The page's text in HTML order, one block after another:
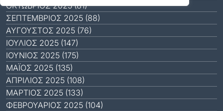
ΟΚΤΏΒΡΙΟΣ 2025 (81)
ΣΕΠΤΈΜΒΡΙΟΣ 2025 (88)
ΑΎΓΟΥΣΤΟΣ 2025 (76)
ΙΟΎΛΙΟΣ 2025 (147)
ΙΟΎΝΙΟΣ 2025 (175)
ΜΆΙΟΣ 2025 (135)
ΑΠΡΊΛΙΟΣ 2025 (108)
ΜΆΡΤΙΟΣ 2025 (133)
ΦΕΒΡΟΥΆΡΙΟΣ 2025 (104)